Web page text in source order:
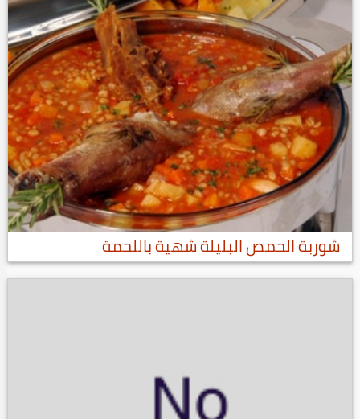
شوربة الحمص البليلة شهية باللحمة